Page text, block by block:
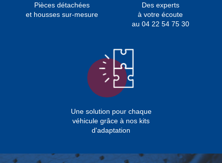
Pièces détachées
et housses sur-mesure
Des experts
à votre écoute
au 04 22 54 75 30
Une solution pour chaque
véhicule grâce à nos kits
d'adaptation